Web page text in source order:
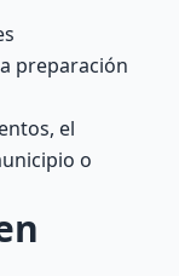
preparación
el
o